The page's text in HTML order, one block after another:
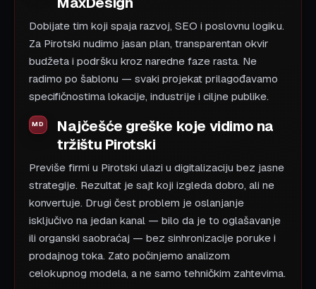
Dobijate tim koji spaja razvoj, SEO i poslovnu logiku.
Za Pirotski nudimo jasan plan, transparentan okvir
budžeta i podršku kroz naredne faze rasta. Ne
radimo po šablonu — svaki projekat prilagođavamo
specifičnostima lokacije, industrije i ciljne publike.
Najčešće greške koje vidimo na
tržištu Pirotski
Previše firmi u Pirotski ulazi u digitalizaciju bez jasne
strategije. Rezultat je sajt koji izgleda dobro, ali ne
konvertuje. Drugi čest problem je oslanjanje
isključivo na jedan kanal — bilo da je to oglašavanje
ili organski saobraćaj — bez sinhronizacije poruke i
prodajnog toka. Zato počinjemo analizom
celokupnog modela, a ne samo tehničkim zahtevima.